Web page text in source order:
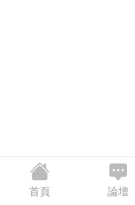
首頁 論壇